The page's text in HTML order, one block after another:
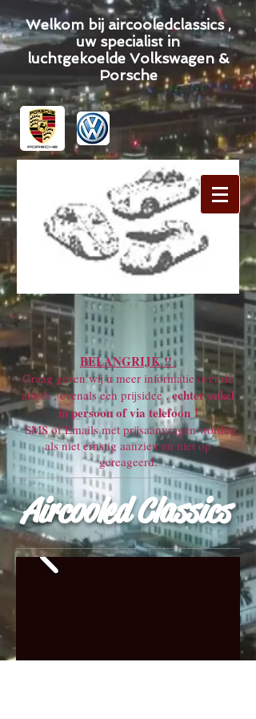
Welkom bij aircooledclassics ,
uw specialist in
luchtgekoelde Volkswagen &
Porsche
BELANGRIJK !!
Graag geven wij u meer informatie over de
auto's , evenals een prijsidee ,echter enkel
in persoon of via telefoon !
SMS of Emails met prijsaanvragen worden
als niet ernstig aanzien en niet op
gereageerd.
Aircooled Classics